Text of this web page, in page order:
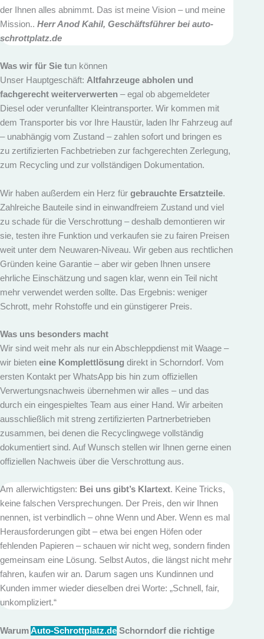
der Ihnen alles abnimmt. Das ist meine Vision – und meine
Mission.. HerrAnod Kahil, Geschäftsführer bei auto-
schrottplatz.de
Was wir für Sie tun können
Unser Hauptgeschäft: Altfahrzeuge abholen und
fachgerecht weiterverwerten – egal ob abgemeldeter
Diesel oder verunfallter Kleintransporter. Wir kommen mit
dem Transporter bis vor Ihre Haustür, laden Ihr Fahrzeug auf
– unabhängig vom Zustand – zahlen sofort und bringen es
zu zertifizierten Fachbetrieben zur fachgerechten Zerlegung,
zum Recycling und zur vollständigen Dokumentation.
Wir haben außerdem ein Herz für gebrauchte Ersatzteile.
Zahlreiche Bauteile sind in einwandfreiem Zustand und viel
zu schade für die Verschrottung – deshalb demontieren wir
sie, testen ihre Funktion und verkaufen sie zu fairen Preisen
weit unter dem Neuwaren-Niveau. Wir geben aus rechtlichen
Gründen keine Garantie – aber wir geben Ihnen unsere
ehrliche Einschätzung und sagen klar, wenn ein Teil nicht
mehr verwendet werden sollte. Das Ergebnis: weniger
Schrott, mehr Rohstoffe und ein günstigerer Preis.
Was uns besonders macht
Wir sind weit mehr als nur ein Abschleppdienst mit Waage –
wir bieten eine Komplettlösung direkt in Schorndorf. Vom
ersten Kontakt per WhatsApp bis hin zum offiziellen
Verwertungs­nachweis übernehmen wir alles – und das
durch ein eingespieltes Team aus einer Hand. Wir arbeiten
ausschließlich mit streng zertifizierten Partnerbetrieben
zusammen, bei denen die Recyclingwege vollständig
dokumentiert sind. Auf Wunsch stellen wir Ihnen gerne einen
offiziellen Nachweis über die Verschrottung aus.
Am allerwichtigsten: Bei uns gibt’s Klartext. Keine Tricks,
keine falschen Versprechungen. Der Preis, den wir Ihnen
nennen, ist verbindlich – ohne Wenn und Aber. Wenn es mal
Herausforderungen gibt – etwa bei engen Höfen oder
fehlenden Papieren – schauen wir nicht weg, sondern finden
gemeinsam eine Lösung. Selbst Autos, die längst nicht mehr
fahren, kaufen wir an. Darum sagen uns Kundinnen und
Kunden immer wieder dieselben drei Worte: „Schnell, fair,
unkompliziert.“
WarumAuto-Schrottplatz.de Schorndorf die richtige